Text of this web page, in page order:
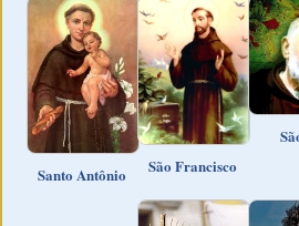
Santo Antônio São Francisco